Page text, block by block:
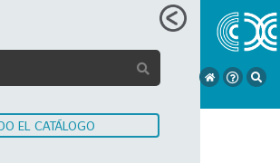
EL CATÁLOGO